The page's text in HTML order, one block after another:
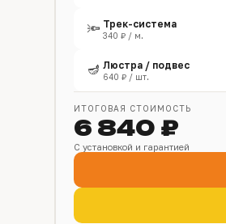
🔦 Трек-система
340 ₽ / м.
🪔 Люстра / подвес
640 ₽ / шт.
ИТОГОВАЯ СТОИМОСТЬ
6 840 ₽
С установкой и гарантией